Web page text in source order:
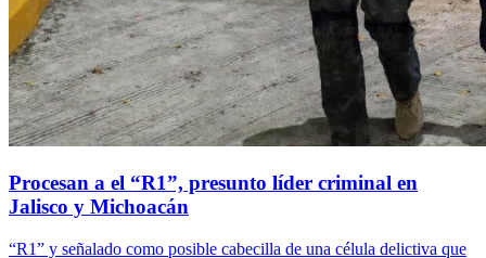
Procesan a el “R1”, presunto líder criminal en
Jalisco y Michoacán
“R1” y señalado como posible cabecilla de una célula delictiva que